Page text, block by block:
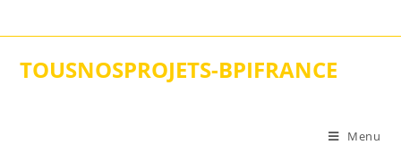
to
TOUSNOSPROJETS-BPIFRANCE
Menu